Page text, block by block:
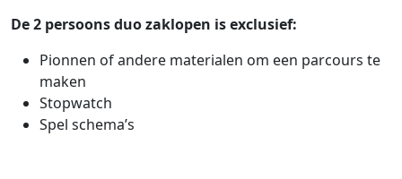
De 2 persoons duo zaklopen is exclusief:
Pionnen of andere materialen om een parcours te
maken
Stopwatch
Spel schema’s